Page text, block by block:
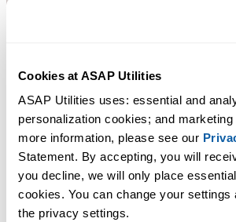
Cookies at ASAP Utilities
ASAP Utilities uses: essential and
personalization cookies; and
more information, please see our
Statement. By accepting, you will
you decline, we will only place
cookies. You can change your settings
the privacy settings.